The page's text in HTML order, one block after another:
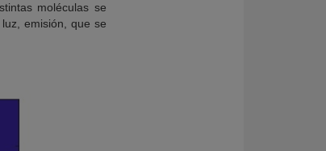
moléculas se
emisión, que se